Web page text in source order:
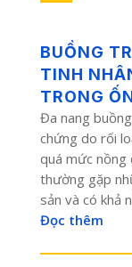
BUỒNG
TINH
TRONG
Đa nang
chứng do rối
quá mức nồng
thường gặp
sản và có khả
Đọc thêm